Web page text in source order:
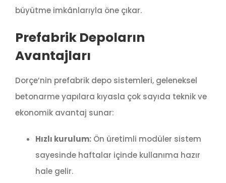
büyütme imkânlarıyla öne çıkar.
Prefabrik Depoların
Avantajları
Dorçe’nin prefabrik depo sistemleri, geleneksel
betonarme yapılara kıyasla çok sayıda teknik ve
ekonomik avantaj sunar:
Hızlı kurulum:Ön üretimli modüler sistem
sayesinde haftalar içinde kullanıma hazır
hale gelir.